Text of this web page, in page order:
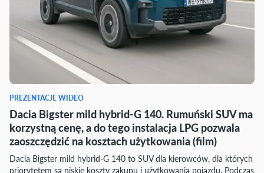
PREZENTACJE WIDEO
Dacia Bigster mild hybrid-G 140. Rumuński SUV ma
korzystną cenę, a do tego instalacja LPG pozwala
zaoszczędzić na kosztach użytkowania (film)
Dacia Bigster mild hybrid-G 140 to SUV dla kierowców, dla których
priorytetem są niskie koszty zakupu i użytkowania pojazdu. Podczas